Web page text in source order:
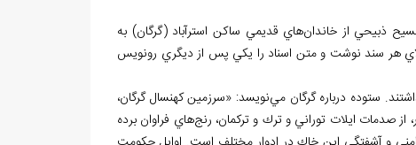
ذبيحي از خاندانهاي قديمي ساكن استرآباد (گرگان) به
هر سند نوشت و متن اسناد را يكي پس از ديگري رونويس
ستوده درباره گرگان مينويسد: «سرزمين كهنسال گرگان،
از صدمات ايلات توراني و ترك و تركمان، رنجهاي فراوان برده